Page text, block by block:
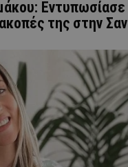
της στην